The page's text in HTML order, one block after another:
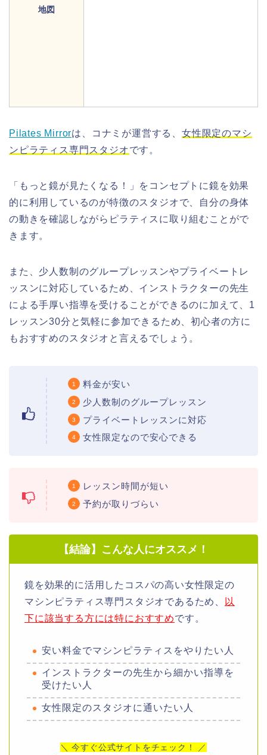
地図
Pilates Mirrorは、コナミが運営する、女性限定のマシ
ンピラティス専門スタジオ です。
「もっと鏡が見たくなる！」をコンセプトに鏡を効果
的に利用しているのが特徴のスタジオで、
自分の身体
の動きを確認しながらピラティスに取り組むことがで
きます。
また、少人数制のグループレッスンやプライベートレ
ッスンに対応しているため、インストラクターの先生
による手厚い指導を受けることができるのに加えて、1
レッスン30分と気軽に参加できるため、初心者の方に
もおすすめのスタジオと言えるでしょう。
料金が安い
少人数制のグループレッスン
プライベートレッスンに対応
女性限定なので安心できる
レッスン時間が短い
予約が取りづらい
【結論】こんな人にオススメ！
鏡を効果的に活用したコスパの高い女性限定の
マシンピラティス専門スタジオであるため、
以
下に該当する方には特におすすめです。
安い料金でマシンピラティスをやりたい人
インストラクターの先生から細かい指導を
受けたい人
女性限定のスタジオに通いたい人
＼ 今すぐ公式サイトをチェック！ ／